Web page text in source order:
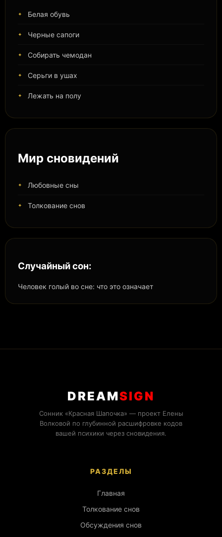
Белая обувь
Черные сапоги
Собирать чемодан
Серьги в ушах
Лежать на полу
Мир сновидений
Любовные сны
Толкование снов
Случайный сон:
Человек голый во сне: что это означает
DREAMSIGN
Сонник «Красная Шапочка» — проект Елены
Волковой по глубинной расшифровке кодов
вашей психики через сновидения.
РАЗДЕЛЫ
Главная
Толкование снов
Обсуждения снов